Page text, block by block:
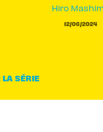
Hiro
12/06/2024
LA SÉRIE